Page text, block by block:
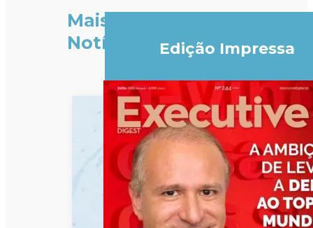
Mais
Notícias
Edição Impressa